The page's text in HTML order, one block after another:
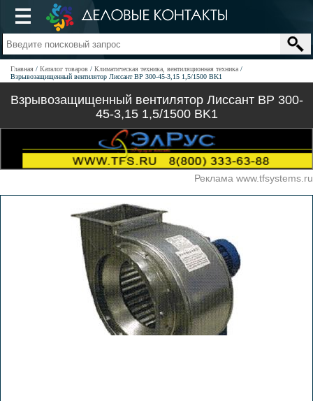
Главная Каталог товаров
Климатическая техника, вентиляционная техника
Взрывозащищенный вентилятор Лиссант ВР 300-45-3,15 1,5/1500 BK1
Взрывозащищенный вентилятор Лиссант ВР 300-
45-3,15 1,5/1500 BK1
Реклама www.tfsystems.ru